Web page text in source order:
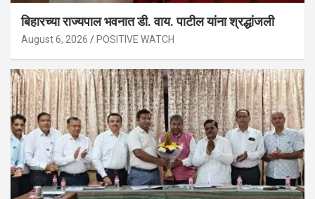
बिहारच्या राज्यपाल भवनात डी. वाय. पाटील यांना श्रद्धांजली
August 6, 2026 POSITIVE WATCH